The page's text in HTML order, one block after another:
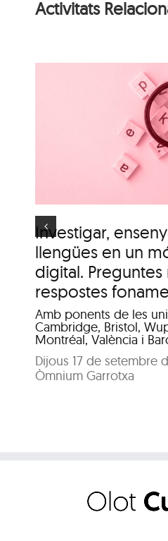
Activitats
Investigar,
llengües en un
digital. Preguntes
respostes
Amb ponents de les
Cambridge, Bristol,
Montréal, València i
Dijous 17 de setembre
Òmnium Garrotxa
Itinerari
clima